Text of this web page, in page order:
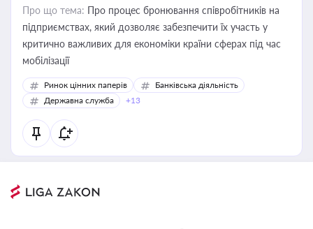
Про що тема: Про процес бронювання співробітників на
підприємствах, який дозволяє забезпечити їх участь у
критично важливих для економіки країни сферах під час
мобілізації
Ринок цінних паперів
Банківська діяльність
Державна служба
+13